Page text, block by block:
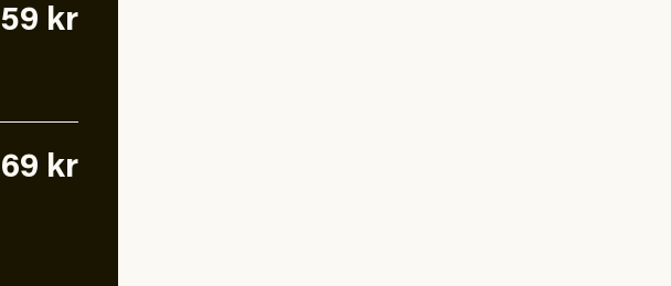
59 kr
69 kr